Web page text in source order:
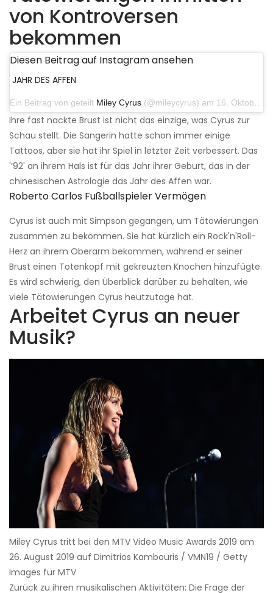
von Kontroversen
bekommen
Diesen Beitrag auf Instagram ansehen
JAHR DES AFFEN
Ein Beitrag von geteilt Miley Cyrus (@mileycyrus) am 16. Oktober 2019 um 19:04 Uhr PDT
Ihre fast nackte Brust ist nicht das einzige, was Cyrus zur
Schau stellt. Die Sängerin hatte schon immer einige
Tattoos, aber sie hat ihr Spiel in letzter Zeit verbessert. Das
'’92' an ihrem Hals ist für das Jahr ihrer Geburt, das in der
chinesischen Astrologie das Jahr des Affen war.
Roberto Carlos Fußballspieler Vermögen
Cyrus ist auch mit Simpson gegangen, um Tätowierungen
zusammen zu bekommen. Sie hat kürzlich ein Rock'n'Roll-
Herz an ihrem Oberarm bekommen, während er seiner
Brust einen Totenkopf mit gekreuzten Knochen hinzufügte.
Es wird schwierig, den Überblick darüber zu behalten, wie
viele Tätowierungen Cyrus heutzutage hat.
Arbeitet Cyrus an neuer
Musik?
Miley Cyrus tritt bei den MTV Video Music Awards 2019 am
26. August 2019 auf Dimitrios Kambouris / VMN19 / Getty
Images für MTV
Zurück zu ihren musikalischen Aktivitäten: Die Frage der